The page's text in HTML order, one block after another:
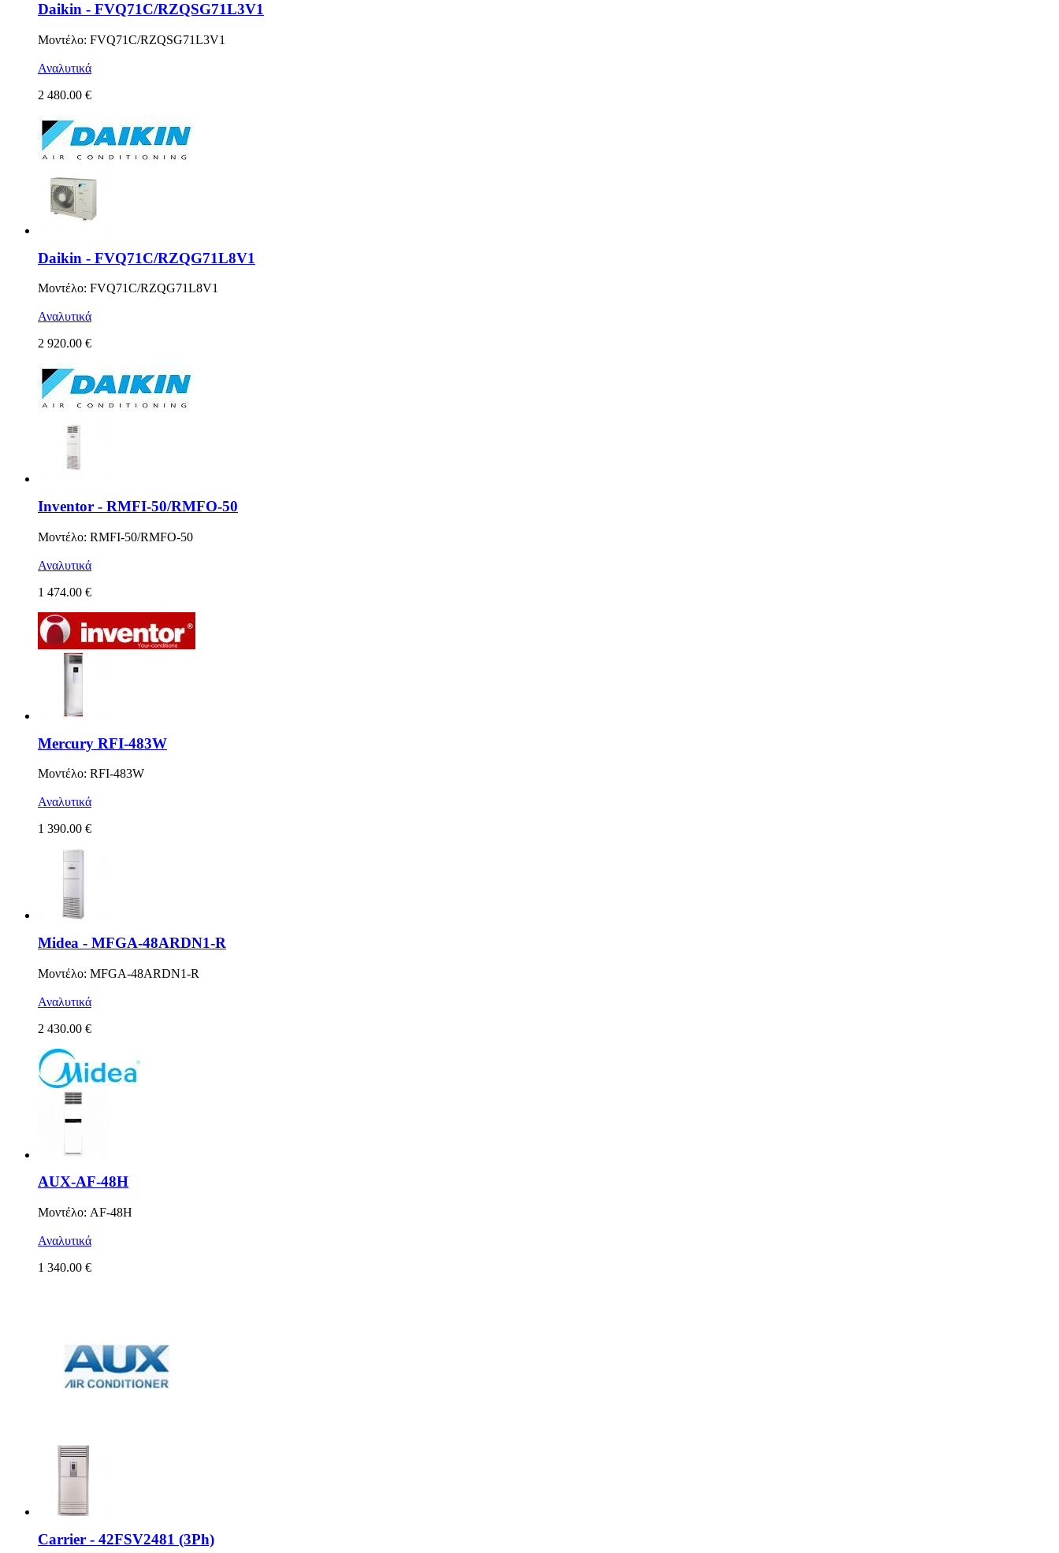
Daikin - FVQ71C/RZQSG71L3V1
Μοντέλο: FVQ71C/RZQSG71L3V1
Αναλυτικά
2 480.00 €
Daikin - FVQ71C/RZQG71L8V1
Μοντέλο: FVQ71C/RZQG71L8V1
Αναλυτικά
2 920.00 €
Inventor - RMFI-50/RMFO-50
Μοντέλο: RMFI-50/RMFO-50
Αναλυτικά
1 474.00 €
Mercury RFI-483W
Μοντέλο: RFI-483W
Αναλυτικά
1 390.00 €
Midea - MFGA-48ARDN1-R
Μοντέλο: MFGA-48ARDN1-R
Αναλυτικά
2 430.00 €
AUX-AF-48H
Μοντέλο: AF-48H
Αναλυτικά
1 340.00 €
Carrier - 42FSV2481 (3Ph)